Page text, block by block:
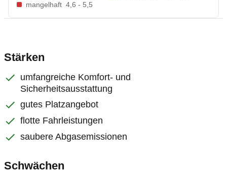
mangelhaft 4,6 - 5,5
Stärken
umfangreiche Komfort- und
Sicherheitsausstattung
gutes Platzangebot
flotte Fahrleistungen
saubere Abgasemissionen
Schwächen